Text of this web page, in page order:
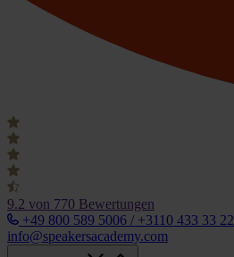
9.2 von 770 Bewertungen
+49 800 589 5006 / +3110 433 33 22
info@speakersacademy.com